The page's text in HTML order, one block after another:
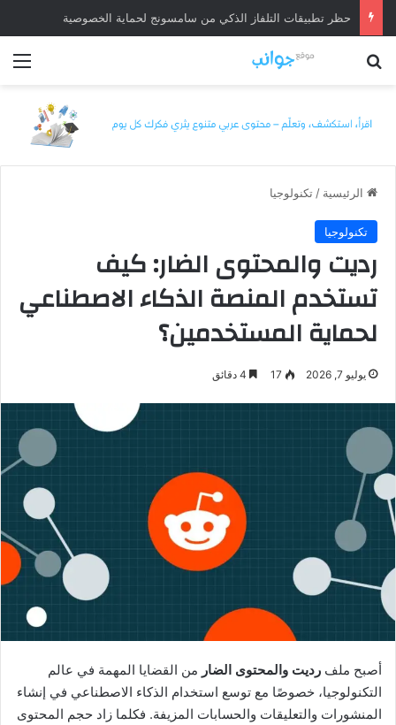
حظر تطبيقات التلفاز الذكي من سامسونج لحماية الخصوصية
الرئيسية / تكنولوجيا
تكنولوجيا
رديت والمحتوى الضار: كيف
تستخدم المنصة الذكاء الاصطناعي
لحماية المستخدمين؟
يوليو 7, 2026 17
أصبح ملف رديت والمحتوى الضار من القضايا المهمة في عالم
التكنولوجيا، خصوصًا مع توسع استخدام الذكاء الاصطناعي في إنشاء
المنشورات والتعليقات والحسابات المزيفة. فكلما زاد حجم المحتوى